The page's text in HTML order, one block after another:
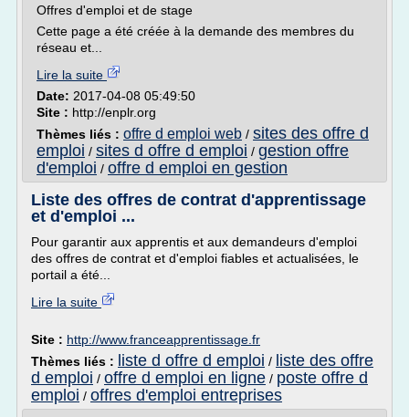
Offres d'emploi et de stage
Cette page a été créée à la demande des membres du
réseau et...
Lire la suite
Date: 2017-04-08 05:49:50
Site : http://enplr.org
Thèmes liés : offre d emploi web / sites des offre d
emploi / sites d offre d emploi / gestion offre
d'emploi / offre d emploi en gestion
Liste des offres de contrat d'apprentissage
et d'emploi ...
Pour garantir aux apprentis et aux demandeurs d'emploi
des offres de contrat et d'emploi fiables et actualisées, le
portail a été...
Lire la suite
Site : http://www.franceapprentissage.fr
Thèmes liés :
liste d offre d emploi / liste des offre
d emploi / offre d emploi en ligne / poste offre d
emploi / offres d'emploi entreprises